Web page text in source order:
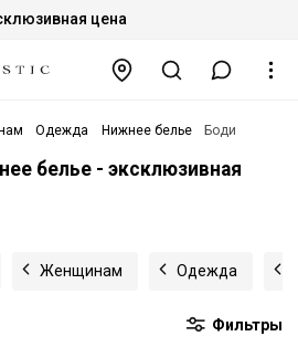
цена
Одежда Нижнее белье Боди
белье - эксклюзивная
Женщинам Одежда
Фильтры